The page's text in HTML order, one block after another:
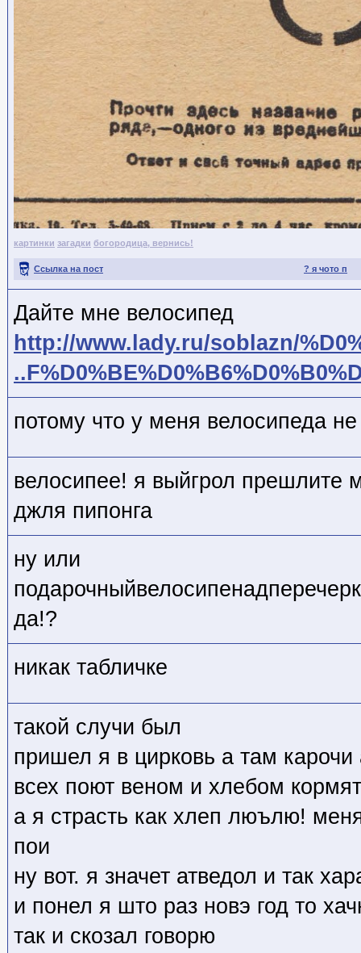
картинки загадки богородица, вернись!
? я чото п
Ссылка на пост
Дайте мне велосипед
http://www.lady.ru/soblazn/
потому что у меня велосипеда
велосипее! я выйгрол прешлите
джля пипонга
ну или
да!?
никак табличке
такой случи был
пришел я в цирковь а там карочи
всех поют веном и хлебом кормят
а я страсть как хлеп люълю!
пои
ну вот. я значет атведол и так
и понел я што раз новэ год то
так и скозал говорю